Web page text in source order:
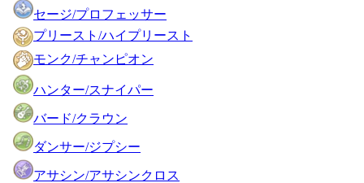
セージ/プロフェッサー
プリースト/ハイプリースト
モンク/チャンピオン
ハンター/スナイパー
バード/クラウン
ダンサー/ジプシー
アサシン/アサシンクロス